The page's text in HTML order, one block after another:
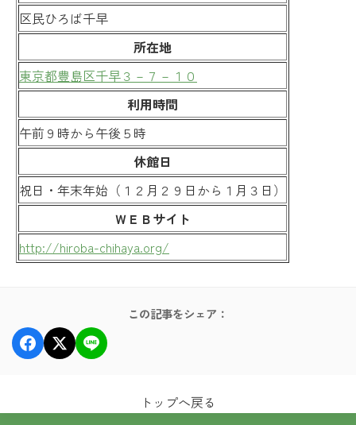
区民ひろば千早
所在地
東京都豊島区千早３－７－１０
利用時間
午前９時から午後５時
休館日
祝日・年末年始（１２月２９日から１月３日）
ＷＥＢサイト
http://hiroba-chihaya.org/
この記事をシェア：
トップへ戻る